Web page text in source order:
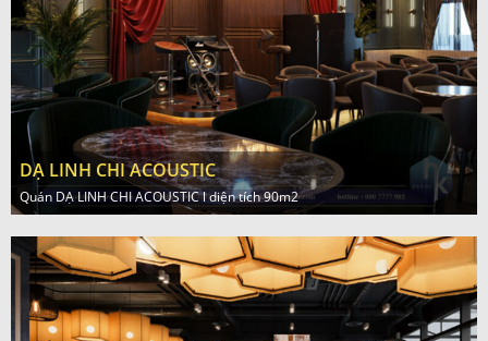
DẠ LINH CHI ACOUSTIC
Quán DẠ LINH CHI ACOUSTIC l diện tích 90m2